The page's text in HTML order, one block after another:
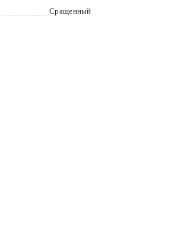
Сращенный